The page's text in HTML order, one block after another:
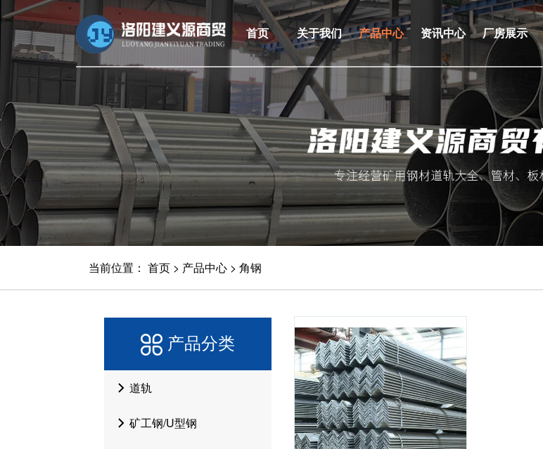
首页 关于我们 产品中心 资讯中心 厂房展示
当前位置： 首页> 产品中心> 角钢
产品分类
道轨
矿工钢/U型钢